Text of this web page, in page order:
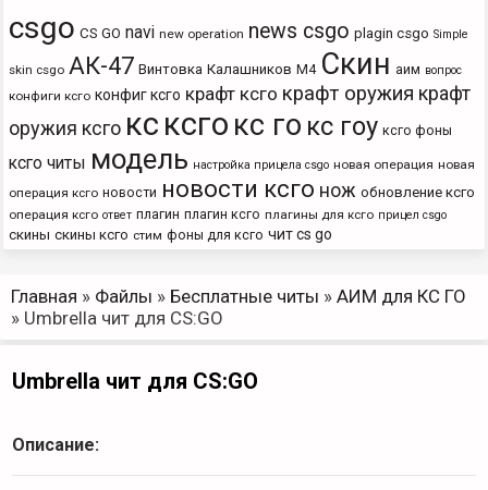
csgo CS GO navi new operation news csgo plagin csgo Simple
skin csgo АК-47 Винтовка Калашников М4 Скин аим вопрос
конфиги ксго конфиг ксго крафт ксго крафт оружия крафт
оружия ксго кс ксго кс го кс гоу ксго фоны
ксго читы модель настройка прицела csgo новая операция новая
операция ксго новости новости ксго нож обновление ксго
операция ксго ответ плагин плагин ксго плагины для ксго прицел csgo
скины скины ксго стим фоны для ксго чит cs go
Главная » Файлы » Бесплатные читы » АИМ для КС ГО
» Umbrella чит для CS:GO
Umbrella чит для CS:GO
Описание: